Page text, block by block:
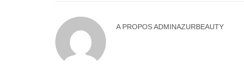
A PROPOSADMINAZURBEAUTY